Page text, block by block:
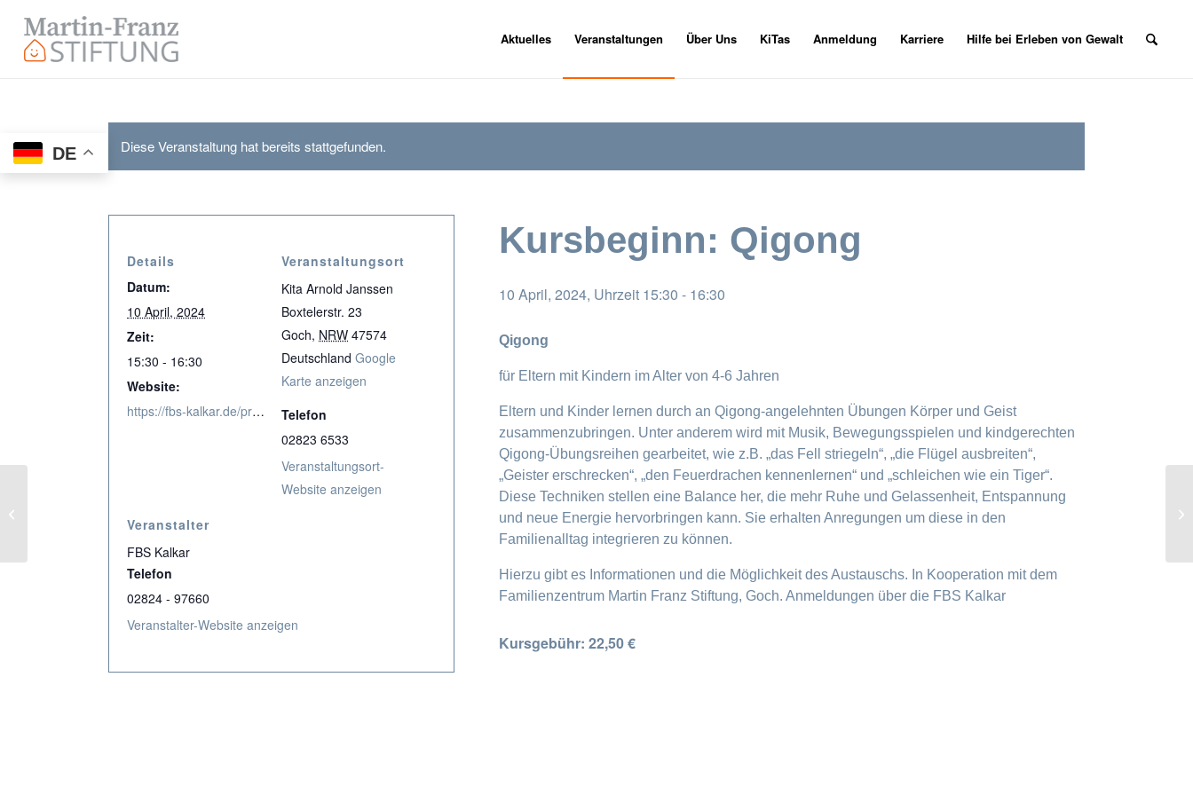
Aktuelles Veranstaltungen Über Uns KiTas Anmeldung Karriere Hilfe bei Erleben von Gewalt
Diese Veranstaltung hat bereits stattgefunden.
Kursbeginn: Qigong
10 April, 2024, Uhrzeit 15:30 - 16:30
Qigong
für Eltern mit Kindern im Alter von 4-6 Jahren
Eltern und Kinder lernen durch an Qigong-angelehnten Übungen Körper und Geist
zusammenzubringen. Unter anderem wird mit Musik, Bewegungsspielen und kindgerechten
Qigong-Übungsreihen gearbeitet, wie z.B. „das Fell striegeln“, „die Flügel ausbreiten“,
„Geister erschrecken“, „den Feuerdrachen kennenlernen“ und „schleichen wie ein Tiger“.
Diese Techniken stellen eine Balance her, die mehr Ruhe und Gelassenheit, Entspannung
und neue Energie hervorbringen kann. Sie erhalten Anregungen um diese in den
Familienalltag integrieren zu können.
Hierzu gibt es Informationen und die Möglichkeit des Austauschs. In Kooperation mit dem
Familienzentrum Martin Franz Stiftung, Goch. Anmeldungen über die FBS Kalkar
Kursgebühr: 22,50 €
Details
Datum:
10 April, 2024
Zeit:
15:30 - 16:30
Website:
https://fbs-kalkar.de/produkt/koerperlich-und-geistig-fit-ab-70-8/
Veranstaltungsort
Kita Arnold Janssen
Boxtelerstr. 23
Goch, NRW 47574
Deutschland Google
Karte anzeigen
Telefon
02823 6533
Veranstaltungsort-
Website anzeigen
Veranstalter
FBS Kalkar
Telefon
02824 - 97660
Veranstalter-Website anzeigen
DE